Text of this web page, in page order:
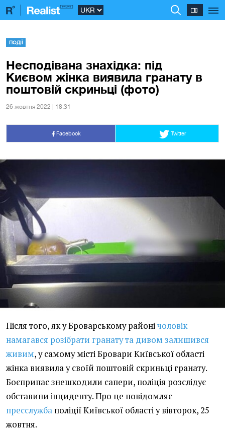
ПОДІЇ
Несподівана знахідка: під
Києвом жінка виявила гранату в
поштовій скриньці (фото)
26 жовтня 2022 | 18:31
Facebook Twitter
Після того, як у Броварському районічоловік
намагався розібрати гранату та дивом залишився
живим, у самому місті Бровари Київської області
жінка виявила у своїй поштовій скриньці гранату.
Боєприпас знешкодили сапери, поліція розслідує
обставини інциденту. Про це повідомляє
пресслужба поліції Київської області у вівторок, 25
жовтня.